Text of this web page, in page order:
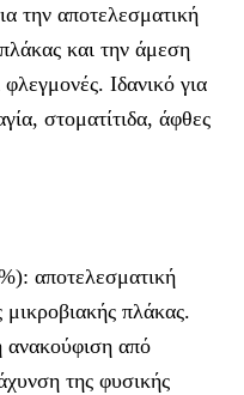
την αποτελεσματική
και την άμεση
Ιδανικό για
στοματίτιδα, άφθες
αποτελεσματική
πλάκας.
από
της φυσικής